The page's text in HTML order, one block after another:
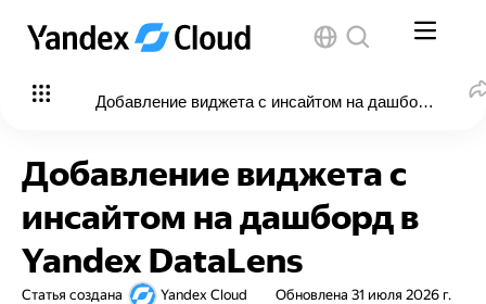
Добавление виджета с инсайтом на дашборд в
Добавление виджета с
инсайтом на дашборд в
Yandex DataLens
Статья создана Yandex Cloud Обновлена 31 июля 2026 г.